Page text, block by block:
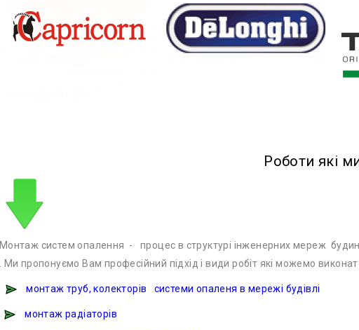
Роботи які
Монтаж систем опалення - процес в структурі інженерних мереж
. Ми пропонуємо Вам професійний підхід і види робіт які можемо виконат
монтаж труб, колекторів системи опаленя в мережі будівлі
монтаж радіаторів